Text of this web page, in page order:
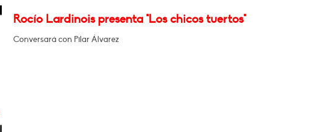
Rocío Lardinois presenta "Los chicos tuertos"
Conversará con Pilar Álvarez